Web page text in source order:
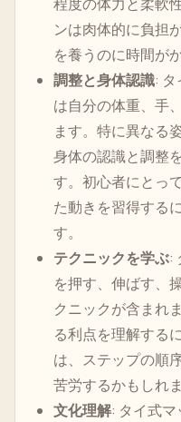
ンは肉体的に負担
を養うのに時間が
調整と身体認識:
は自分の体重、手
ます。特に異なる
身体の認識と調整
す。初心者にとっ
た動きを習得する
す。
テクニックを学ぶ:
を押す、伸ばす、
クニックが含まれ
る利点を理解する
は、ステップの順
苦労するかもしれま
文化理解: タイ式